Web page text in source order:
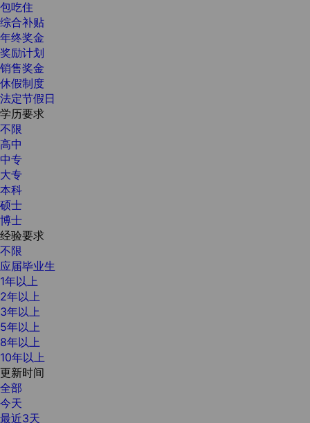
包吃住
综合补贴
年终奖金
奖励计划
销售奖金
休假制度
法定节假日
学历要求
不限
高中
中专
大专
本科
硕士
博士
经验要求
不限
应届毕业生
1年以上
2年以上
3年以上
5年以上
8年以上
10年以上
更新时间
全部
今天
最近3天